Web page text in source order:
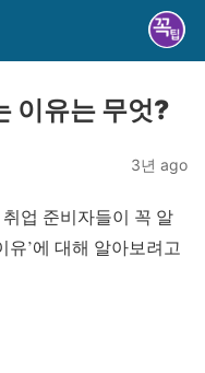
이유는 무엇?
3년 ago
업 준비자들이 꼭 알
유’에 대해 알아보려고